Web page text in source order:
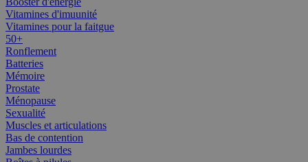
Vitamines d'imuunité
Vitamines pour la faitgue
50+
Ronflement
Batteries
Mémoire
Prostate
Ménopause
Sexualité
Muscles et articulations
Bas de contention
Jambes lourdes